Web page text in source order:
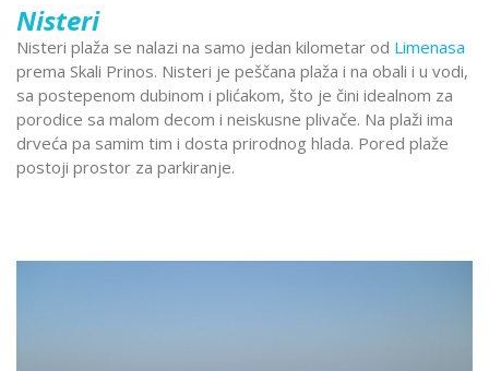
Nisteri
Nisteri plaža se nalazi na samo jedan kilometar od Limenasa
prema Skali Prinos. Nisteri je peščana plaža i na obali i u vodi,
sa postepenom dubinom i plićakom, što je čini idealnom za
porodice sa malom decom i neiskusne plivače. Na plaži ima
drveća pa samim tim i dosta prirodnog hlada. Pored plaže
postoji prostor za parkiranje.